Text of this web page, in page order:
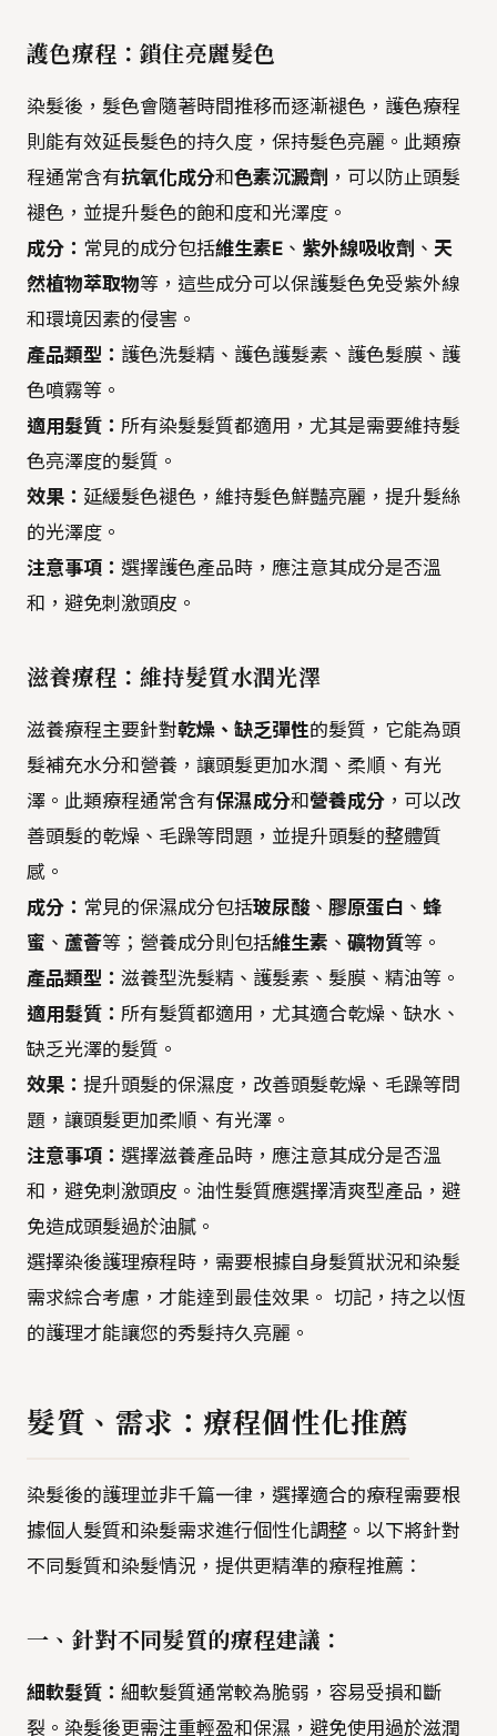
護色療程：鎖住亮麗髮色
染髮後，髮色會隨著時間推移而逐漸褪色，護色療程
則能有效延長髮色的持久度，保持髮色亮麗。此類療
程通常含有抗氧化成分和色素沉澱劑 ，可以防止頭髮
褪色，並提升髮色的飽和度和光澤度。
成分： 常見的成分包括維生素E 、 紫外線吸收劑 、 天
然植物萃取物等，這些成分可以保護髮色免受紫外線
和環境因素的侵害。
產品類型： 護色洗髮精、護色護髮素、護色髮膜、護
色噴霧等。
適用髮質： 所有染髮髮質都適用，尤其是需要維持髮
色亮澤度的髮質。
效果： 延緩髮色褪色，維持髮色鮮豔亮麗，提升髮絲
的光澤度。
注意事項： 選擇護色產品時，應注意其成分是否溫
和，避免刺激頭皮。
滋養療程：維持髮質水潤光澤
滋養療程主要針對乾燥、缺乏彈性的髮質，它能為頭
髮補充水分和營養，讓頭髮更加水潤、柔順、有光
澤。此類療程通常含有保濕成分和營養成分 ，可以改
善頭髮的乾燥、毛躁等問題，並提升頭髮的整體質
感。
成分： 常見的保濕成分包括玻尿酸、 膠原蛋白 、 蜂
蜜 、 蘆薈等；營養成分則包括維生素 、 礦物質等。
產品類型： 滋養型洗髮精、護髮素、髮膜、精油等。
適用髮質： 所有髮質都適用，尤其適合乾燥、缺水、
缺乏光澤的髮質。
效果： 提升頭髮的保濕度，改善頭髮乾燥、毛躁等問
題，讓頭髮更加柔順、有光澤。
注意事項： 選擇滋養產品時，應注意其成分是否溫
和，避免刺激頭皮。油性髮質應選擇清爽型產品，避
免造成頭髮過於油膩。
選擇染後護理療程時，需要根據自身髮質狀況和染髮
需求綜合考慮，才能達到最佳效果。 切記，持之以恆
的護理才能讓您的秀髮持久亮麗。
髮質、需求：療程個性化推薦
染髮後的護理並非千篇一律，選擇適合的療程需要根
據個人髮質和染髮需求進行個性化調整。以下將針對
不同髮質和染髮情況，提供更精準的療程推薦：
一、針對不同髮質的療程建議：
細軟髮質： 細軟髮質通常較為脆弱，容易受損和斷
裂。染髮後更需注重輕盈和保濕，避免使用過於滋潤